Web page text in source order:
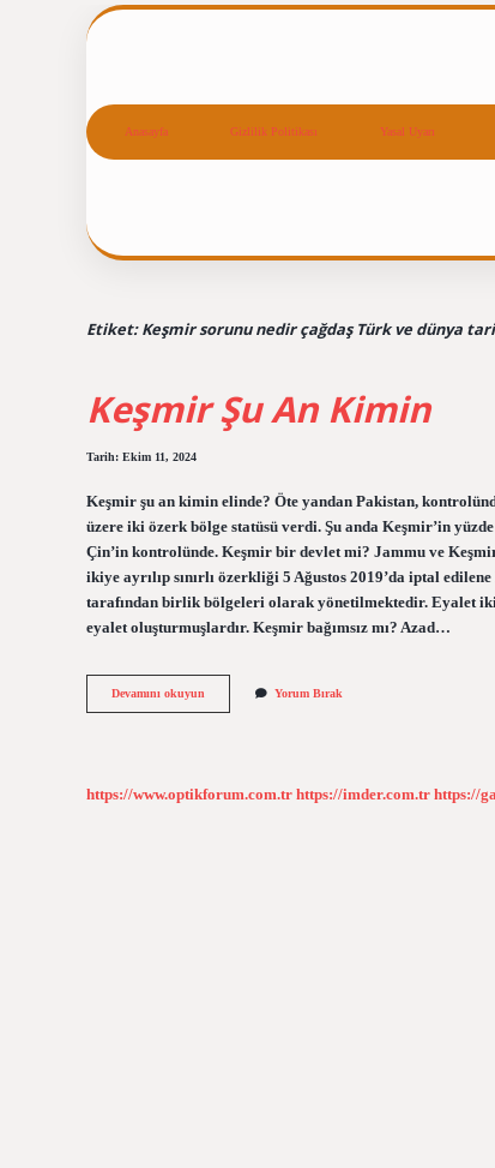
Anasayfa Gizlilik Politikası Yasal Uyarı
Etiket:Keşmir sorunu nedir çağdaş Türk ve dünya
Keşmir Şu An Kimin
Tarih: Ekim 11, 2024
Keşmir şu an kimin elinde? Öte yandan Pakistan,
üzere iki özerk bölge statüsü verdi. Şu anda Keşmir’in
Çin’in kontrolünde. Keşmir bir devlet mi? Jammu ve
ikiye ayrılıp sınırlı özerkliği 5 Ağustos 2019’da iptal
tarafından birlik bölgeleri olarak yönetilmektedir. Eyalet
eyalet oluşturmuşlardır. Keşmir bağımsız mı? Azad…
Devamını okuyun
Şu
Yorum Bırak
https://www.optikforum.com.tr https://imder.com.tr https://